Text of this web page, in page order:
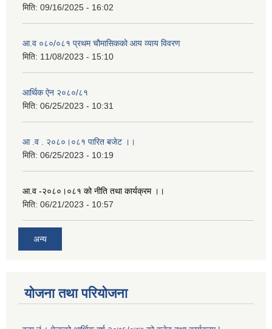
मिति: 09/16/2025 - 16:02
आ.व ०८०/०८१ प्रथम चौमासिकको आय व्याय विवरण
मिति: 11/08/2023 - 15:10
आर्थिक ऐन २०८०/८१
मिति: 06/25/2023 - 10:31
आ .व . २०८०।०८१ पारित बजेट ।।
मिति: 06/25/2023 - 10:19
आ.व -२०८०।०८१ को नीति तथा कार्यक्रम ।।
मिति: 06/21/2023 - 10:57
अन्य
योजना तथा परियोजना